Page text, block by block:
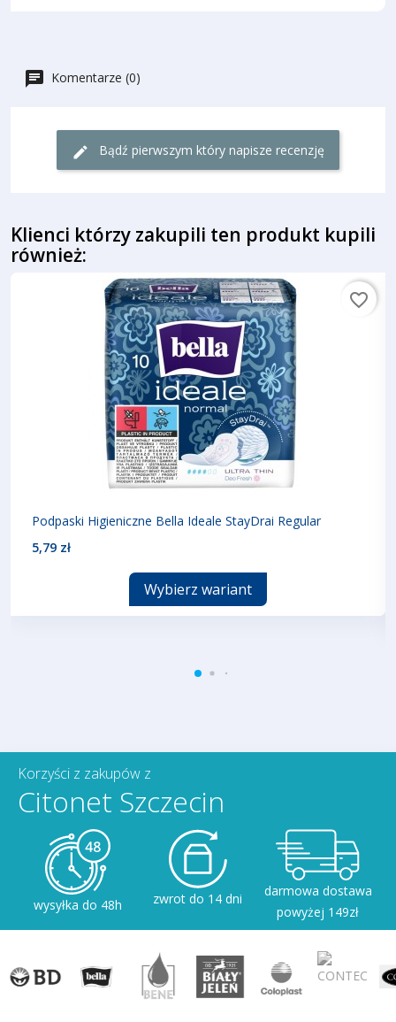
Komentarze (0)
Bądź pierwszym który napisze recenzję
Klienci którzy zakupili ten produkt kupili
również:
Podpaski Higieniczne Bella Ideale StayDrai Regular
5,79 zł
Wybierz wariant
favorite_border
Korzyści z zakupów z
Citonet Szczecin
wysyłka do 48h zwrot do 14 dni
darmowa dostawa
powyżej 149zł